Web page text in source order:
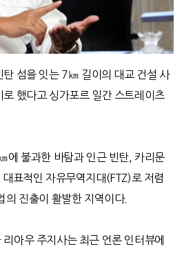
섬을 잇는 7㎞ 길이의 대교 건설 사
했다고 싱가포르 일간 스트레이츠
에 불과한 바탐과 인근 빈탄, 카리문
표적인 자유무역지대(FTZ)로 저렴
의 진출이 활발한 지역이다.
아우 주지사는 최근 언론 인터뷰에